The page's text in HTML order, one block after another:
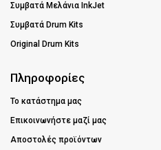
Συμβατά Μελάνια InkJet
Συμβατά Drum Kits
Original Drum Kits
Πληροφορίες
Το κατάστημα μας
Επικοινωνήστε μαζί μας
Αποστολές προϊόντων